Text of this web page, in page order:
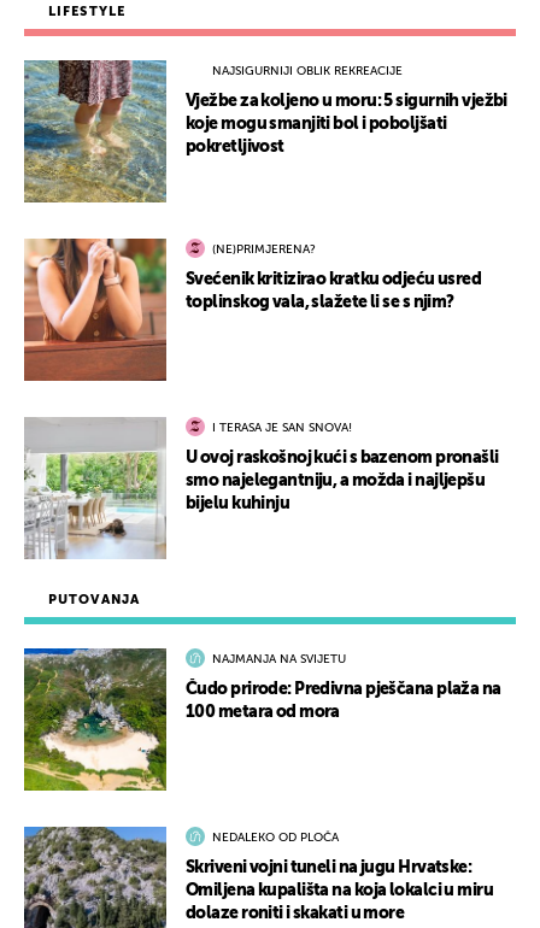
PUTOVANJA
NAJMANJA NA SVIJETU
Čudo prirode: Predivna pješčana plaža na
100 metara od mora
NEDALEKO OD PLOČA
Skriveni vojni tuneli na jugu Hrvatske:
Omiljena kupališta na koja lokalci u miru
dolaze roniti i skakati u more
LIFESTYLE
NAJSIGURNIJI OBLIK REKREACIJE
Vježbe za koljeno u moru: 5 sigurnih vježbi
koje mogu smanjiti bol i poboljšati
pokretljivost
(NE)PRIMJERENA?
Svećenik kritizirao kratku odjeću usred
toplinskog vala, slažete li se s njim?
I TERASA JE SAN SNOVA!
U ovoj raskošnoj kući s bazenom pronašli
smo najelegantniju, a možda i najljepšu
bijelu kuhinju